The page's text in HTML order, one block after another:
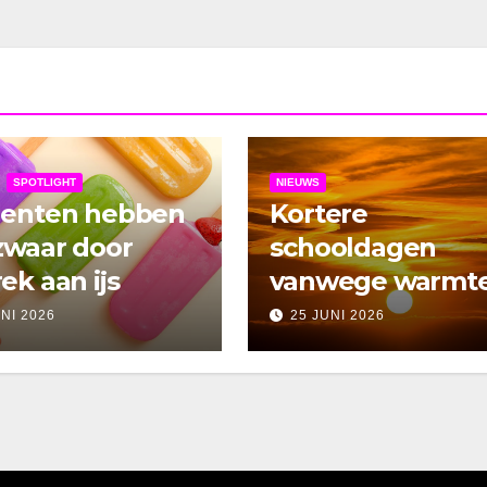
SPOTLIGHT
hebben
door
aan ijs
2026
NIEUWS
Kortere
schooldagen
vanwege
25 JUNI 2026